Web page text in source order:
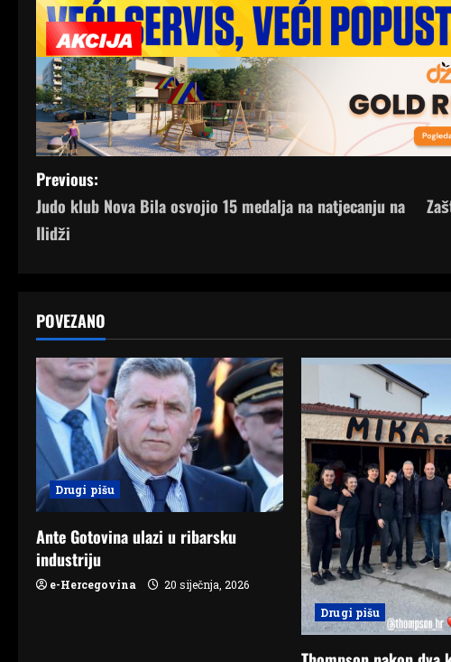
P
o
n
a
v
i
g
a
t
i
Previous:
Judo klub Nova Bila osvojio 15 medalja na natjecanju na
Ilidži
POVEZANO
Drugi pišu
Ante Gotovina ulazi u ribarsku
industriju
e-Hercegovina
20 siječnja, 2026
Drugi pišu